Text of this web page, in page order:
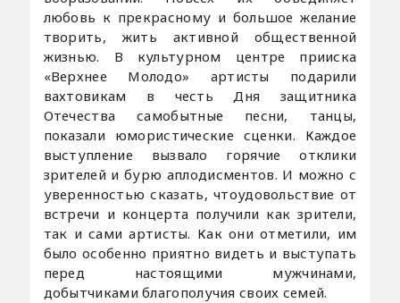
любовь к прекрасному и большое желание
творить, жить активной общественной
жизнью. В культурном центре прииска
«Верхнее Молодо» артисты подарили
вахтовикам в честь Дня защитника
Отечества самобытные песни, танцы,
показали юмористические сценки. Каждое
выступление вызвало горячие отклики
зрителей и бурю аплодисментов. И можно с
уверенностью сказать, чтоудовольствие от
встречи и концерта получили как зрители,
так и сами артисты. Как они отметили, им
было особенно приятно видеть и выступать
перед настоящими мужчинами,
добытчиками благополучия своих семей.